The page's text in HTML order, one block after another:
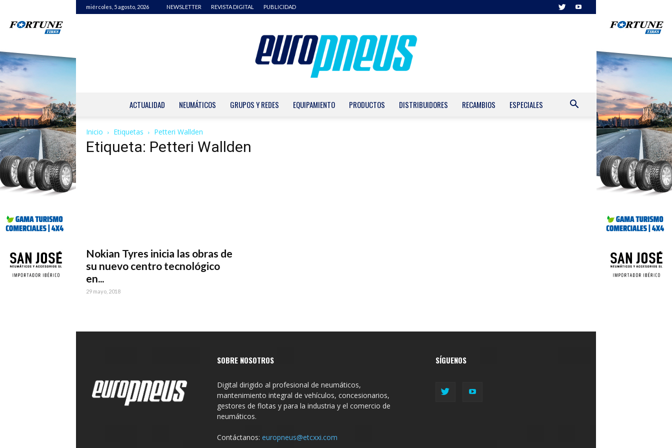
miércoles, 5 agosto, 2026 NEWSLETTER REVISTA DIGITAL PUBLICIDAD
ACTUALIDAD NEUMÁTICOS GRUPOS Y REDES EQUIPAMIENTO PRODUCTOS DISTRIBUIDORES RECAMBIOS ESPECIALES
Inicio Etiquetas Petteri Wallden
Etiqueta: Petteri Wallden
Nokian Tyres inicia las obras de
su nuevo centro tecnológico
en...
29 mayo, 2018
SOBRE NOSOTROS
Digital dirigido al profesional de neumáticos,
mantenimiento integral de vehículos, concesionarios,
gestores de flotas y para la industria y el comercio de
neumáticos.
Contáctanos: europneus@etcxxi.com
SÍGUENOS